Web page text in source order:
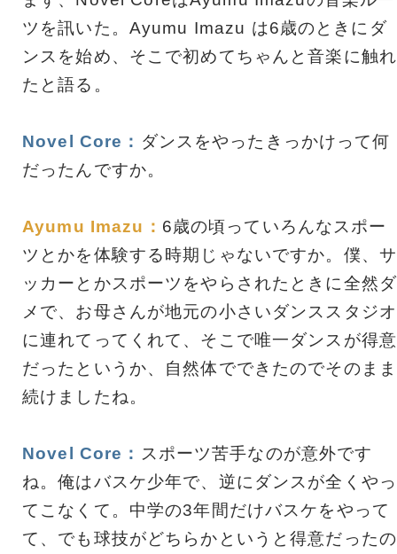
ツを訊いた。Ayumu Imazu は6歳のときにダ
ンスを始め、そこで初めてちゃんと音楽に触れ
たと語る。
Novel Core： ダンスをやったきっかけって何
だったんですか。
Ayumu Imazu： 6歳の頃っていろんなスポー
ツとかを体験する時期じゃないですか。僕、サ
ッカーとかスポーツをやらされたときに全然ダ
メで、お母さんが地元の小さいダンススタジオ
に連れてってくれて、そこで唯一ダンスが得意
だったというか、自然体でできたのでそのまま
続けましたね。
Novel Core： スポーツ苦手なのが意外です
ね。俺はバスケ少年で、逆にダンスが全くやっ
てこなくて。中学の3年間だけバスケをやって
て、でも球技がどちらかというと得意だったの